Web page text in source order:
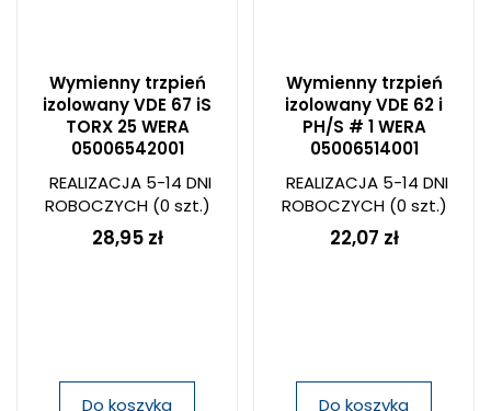
Wymienny trzpień
izolowany VDE 67 iS
TORX 25 WERA
05006542001
REALIZACJA 5-14 DNI
ROBOCZYCH(0 szt.)
28,95 zł
Do koszyka
Wymienny trzpień
izolowany VDE 62 i
PH/S # 1 WERA
05006514001
REALIZACJA 5-14 DNI
ROBOCZYCH(0 szt.)
22,07 zł
Do koszyka